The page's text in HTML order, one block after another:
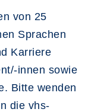
von 25
Sprachen
Karriere
innen sowie
Bitte wenden
die vhs-